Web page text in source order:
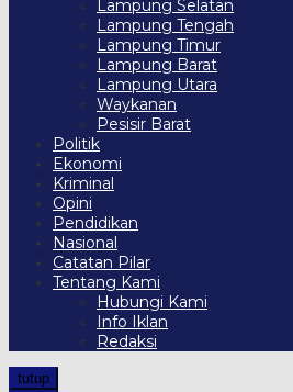
Lampung Selatan
Lampung Tengah
Lampung Timur
Lampung Barat
Lampung Utara
Waykanan
Pesisir Barat
Politik
Ekonomi
Kriminal
Opini
Pendidikan
Nasional
Catatan Pilar
Tentang Kami
Hubungi Kami
Info Iklan
Redaksi
tutup